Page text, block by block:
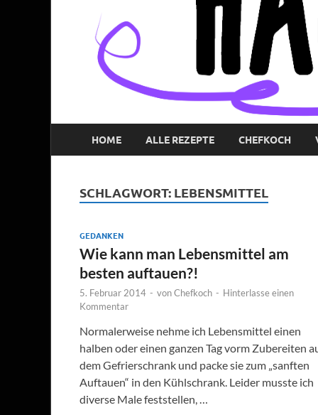
HOME ALLE REZEPTE CHEFKOCH
SCHLAGWORT: LEBENSMITTEL
GEDANKEN
Wie kann man Lebensmittel am
besten auftauen?!
5. Februar 2014 - vonChefkoch - Hinterlasse einen
Kommentar
Normalerweise nehme ich Lebensmittel einen
halben oder einen ganzen Tag vorm Zubereiten
dem Gefrierschrank und packe sie zum „sanften
Auftauen“ in den Kühlschrank. Leider musste ich
diverse Male feststellen, …